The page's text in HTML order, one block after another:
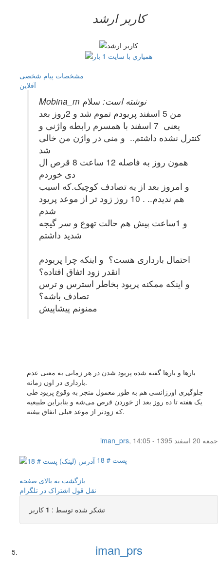
کاربر ارشد
مشخصات پیام شخصی
آفلاين
Mobina_m نوشته است: سلام
من 5 اسفند پریودم تموم شد و 2روز بعد
یعنی 7 اسفند با همسرم رابطه واژنی و
کنترل نشده داشتم.. و منی در واژن من خالی
شد
همون روز به فاصله 12 ساعت 8 قرص ال
دی خوردم
و امروز بعد از یه تصادف کوچیک.که اسیب
هم ندیدم.. . 10 روز زود تر از موعد پریود
شدم
و 1ساعت پیش هم حالت تهوع و سر گیجه
شدید داشتم
احتمال بارداری هست؟ و اینکه چرا پریودم
انقدر زود اتفاق افتاده؟
و اینکه ممکنه پریود بخاطر استرس و ترس
تصادف باشه؟
ممنونم پیشاپیش
بارها و بارها گفته شده پریود شدن در هر زمانی به معنی عدم
بارداری در اون زمانه.
جلوگیری اورژانسی هم به طور معمول منجر به وقوع پریود طی
یک هفته تا ده روز بعد از خوردن قرص می‌شه و بنابراین طبیعیه
که زودتر از موعد قبلی اتفاق بیفته.
iman_prs,
جمعه 20 اسفند 1395 - 14:05
پست # 18
بازگشت به بالای صفحه
نقل قول اشتراک در تلگرام
تشکر شده توسط : 1 کاربر
iman_prs